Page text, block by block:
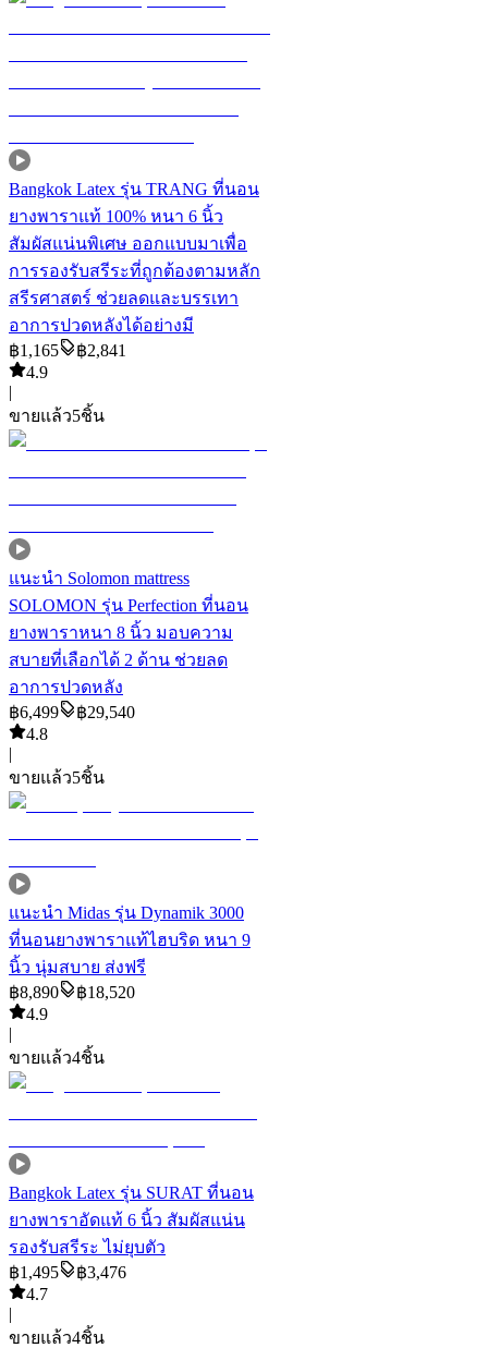
Bangkok Latex รุ่น TRANG ที่นอน
ยางพาราแท้ 100% หนา 6 นิ้ว
สัมผัสแน่นพิเศษ ออกแบบมาเพื่อ
การรองรับสรีระที่ถูกต้องตามหลัก
สรีรศาสตร์ ช่วยลดและบรรเทา
อาการปวดหลังได้อย่างมี
฿1,165 ฿2,841
4.9
|
ขายแล้ว5ชิ้น
แนะนำ Solomon mattress
SOLOMON รุ่น Perfection ที่นอน
ยางพาราหนา 8 นิ้ว มอบความ
สบายที่เลือกได้ 2 ด้าน ช่วยลด
อาการปวดหลัง
฿6,499 ฿29,540
4.8
|
ขายแล้ว5ชิ้น
แนะนำ Midas รุ่น Dynamik 3000
ที่นอนยางพาราแท้ไฮบริด หนา 9
นิ้ว นุ่มสบาย ส่งฟรี
฿8,890 ฿18,520
4.9
|
ขายแล้ว4ชิ้น
Bangkok Latex รุ่น SURAT ที่นอน
ยางพาราอัดแท้ 6 นิ้ว สัมผัสแน่น
รองรับสรีระ ไม่ยุบตัว
฿1,495 ฿3,476
4.7
|
ขายแล้ว4ชิ้น